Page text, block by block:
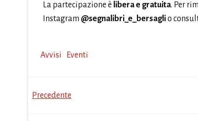
La partecipazione è libera e gratuita. Per
Instagram @segnalibri_e_bersaglio
Avvisi Eventi
Post
Precedente